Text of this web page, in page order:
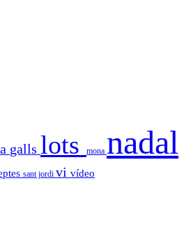
galls lots mona nadal
sant jordi vi vídeo